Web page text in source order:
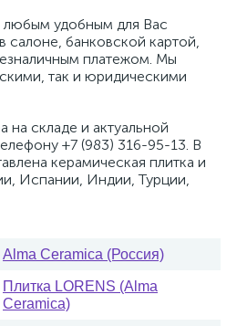
удобным для Вас
банковской картой,
платежом. Мы
так и юридическими
на складе и актуальной
+7 (983) 316-95-13. В
керамическая плитка и
Испании, Индии, Турции,
Alma Ceramica (Россия)
Плитка LORENS (Alma
Ceramica)